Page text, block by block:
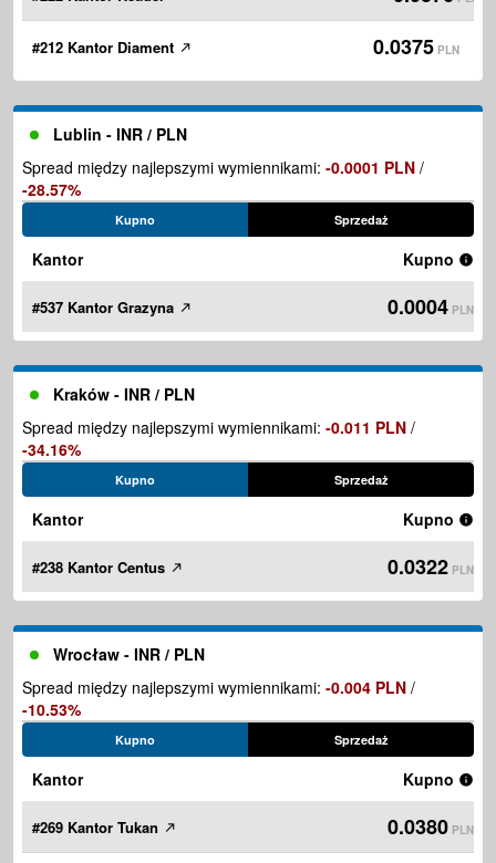
#212 Kantor Diament 0.0375 PLN
Lublin - INR / PLN
Spread między najlepszymi wymiennikami: -0.0001 PLN /
-28.57%
Kupno Sprzedaż
Kantor Kupno
#537 Kantor Grazyna 0.0004 PLN
Kraków - INR / PLN
Spread między najlepszymi wymiennikami: -0.011 PLN /
-34.16%
Kupno Sprzedaż
Kantor Kupno
#238 Kantor Centus 0.0322 PLN
Wrocław - INR / PLN
Spread między najlepszymi wymiennikami: -0.004 PLN /
-10.53%
Kupno Sprzedaż
Kantor Kupno
#269 Kantor Tukan 0.0380 PLN